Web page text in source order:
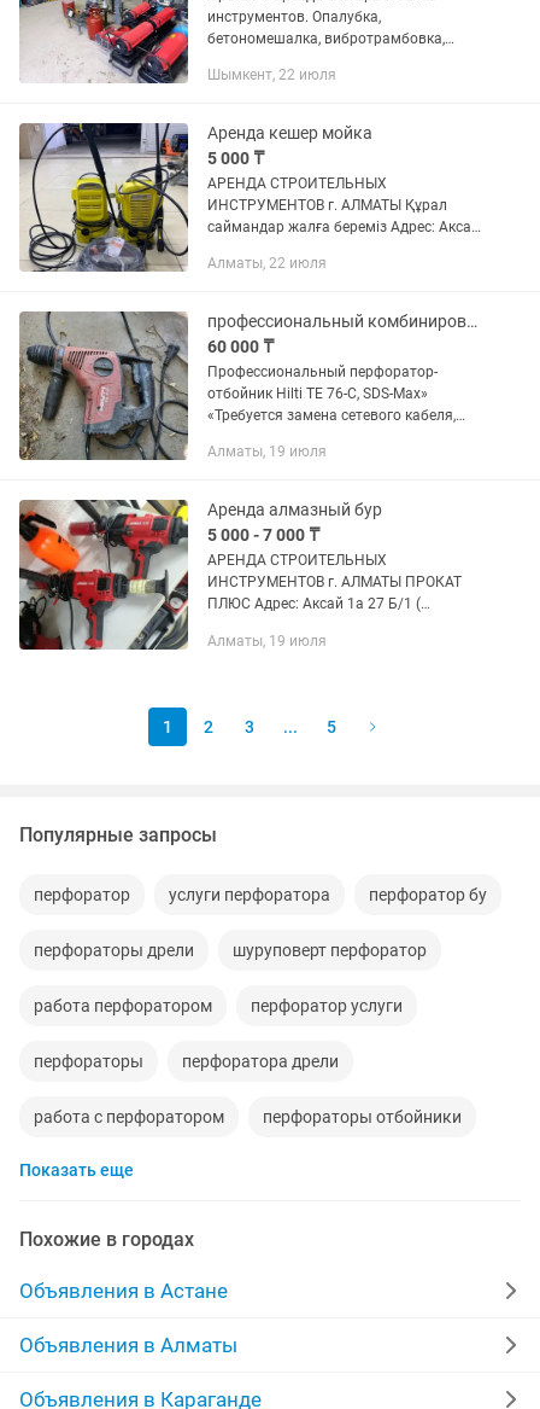
инструментов. Опалубка,
бетономешалка, вибротрамбовка,
шоп оратын, мотокоса, перфоратор,
пчелка,...
Шымкент, 22 июля
Аренда кешер мойка
5 000 ₸
АРЕНДА СТРОИТЕЛЬНЫХ
ИНСТРУМЕНТОВ г. АЛМАТЫ Құрал
саймандар жалға береміз Адрес: Аксай
удобно, недорого! В чистом и рабочем
Алматы, 22 июля
профессиональный комбинированный перфоратор Hilti TE 76-C
60 000 ₸
Профессиональный перфоратор-
отбойник Hilti TE 76-C, SDS-Max»
«Требуется замена сетевого кабеля,
Алматы, 19 июля
Аренда алмазный бур
5 000 - 7 000 ₸
АРЕНДА СТРОИТЕЛЬНЫХ
ИНСТРУМЕНТОВ г. АЛМАТЫ ПРОКАТ
ПЛЮС Адрес: Аксай 1а 27 Б/1 (
недорого! В чистом и рабочем
Алматы, 19 июля
1 2 3 ... 5
Популярные запросы
перфоратор услуги перфоратора перфоратор бу
перфораторы дрели шуруповерт перфоратор
работа перфоратором перфоратор услуги
перфораторы перфоратора дрели
работа с перфоратором перфораторы отбойники
Показать еще
Похожие в городах
Объявления в Астане
Объявления в Алматы
Объявления в Караганде